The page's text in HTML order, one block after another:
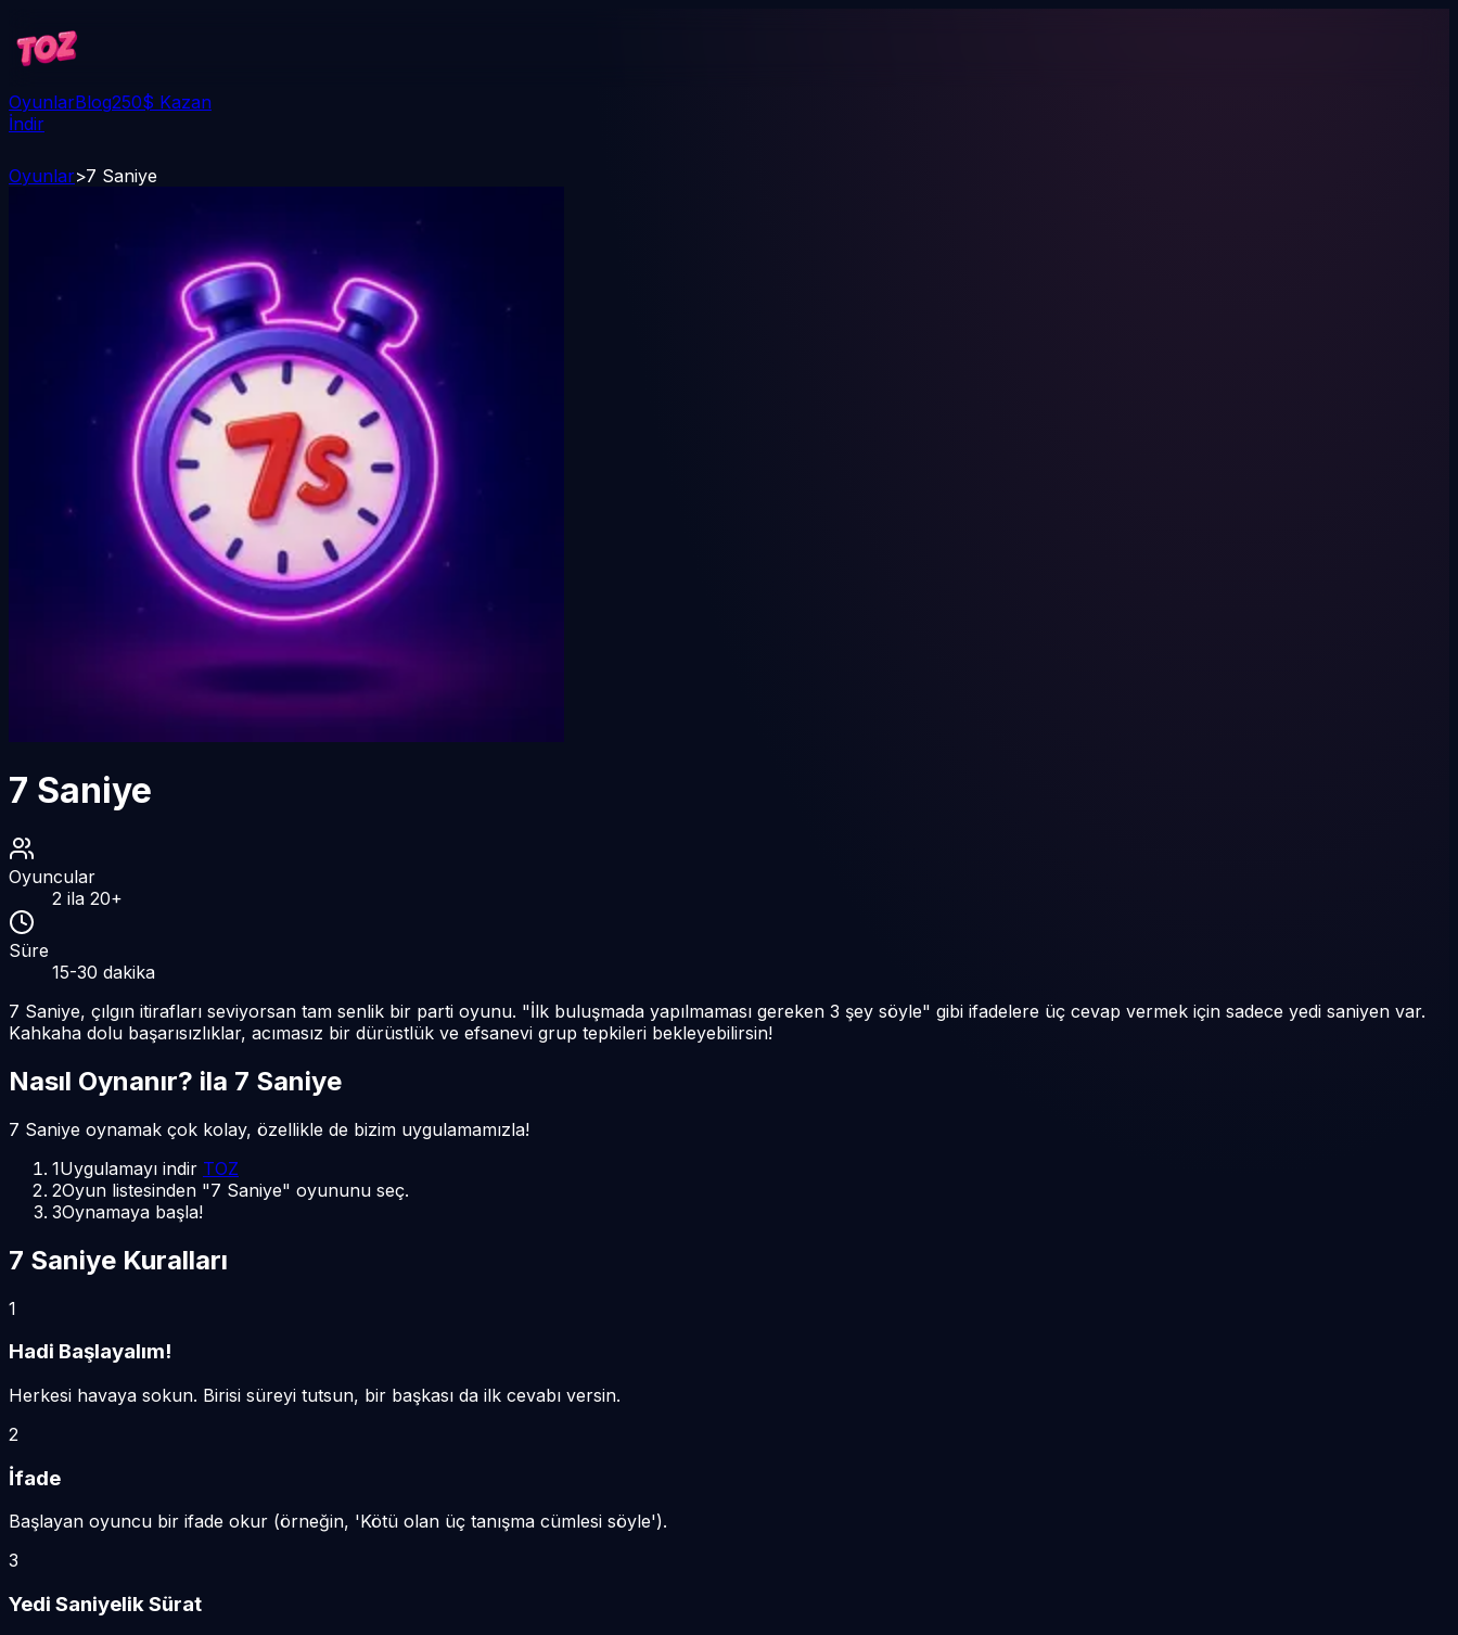
OyunlarBlog250$ Kazan
İndir
Oyunlar>7 Saniye
7 Saniye
Oyuncular
2 ila 20+
Süre
15-30 dakika
7 Saniye, çılgın itirafları seviyorsan tam senlik bir parti oyunu. "İlk buluşmada yapılmaması gereken 3 şey söyle" gibi ifadelere üç cevap vermek için sadece yedi saniyen var.
Kahkaha dolu başarısızlıklar, acımasız bir dürüstlük ve efsanevi grup tepkileri bekleyebilirsin!
Nasıl Oynanır? ila 7 Saniye
7 Saniye oynamak çok kolay, özellikle de bizim uygulamamızla!
1Uygulamayı indir TOZ
2Oyun listesinden "7 Saniye" oyununu seç.
3Oynamaya başla!
7 Saniye Kuralları
1
Hadi Başlayalım!
Herkesi havaya sokun. Birisi süreyi tutsun, bir başkası da ilk cevabı versin.
2
İfade
Başlayan oyuncu bir ifade okur (örneğin, 'Kötü olan üç tanışma cümlesi söyle').
3
Yedi Saniyelik Sürat